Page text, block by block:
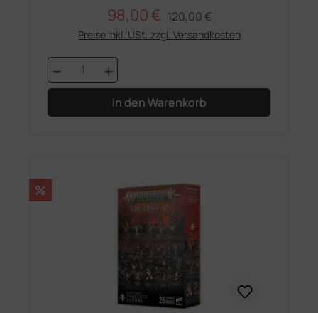
Verkaufspreis:
98,00 € Regulärer Preis:
120,00 €
Preise inkl. USt. zzgl. Versandkosten
Produkt Anzahl: Gib den
In den Warenkorb
Rabatt
%